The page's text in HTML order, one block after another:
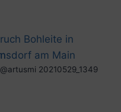
@artusmi 20210529_1349